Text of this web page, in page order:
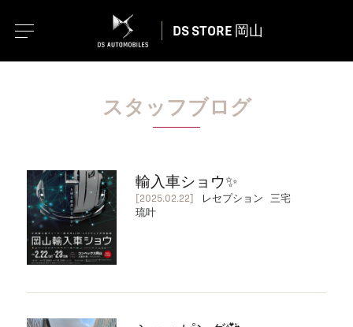
DS STORE 岡山
スタッフブログ
輸入車ショウ✨
[2025.02.22]
レセプション 三宅
琉叶